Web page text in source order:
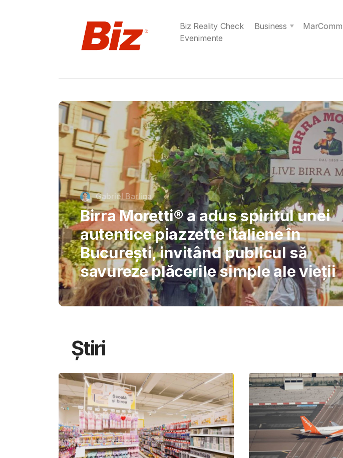
Biz Reality Check Business MarComm
Evenimente
Cristi Dorombach
Richard Joannides, Verita
International School: Școlile nu pot
permite AI-ului să înlocuiască
gândirea elevilor
Știri